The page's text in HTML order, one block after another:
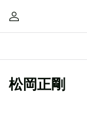
松岡正剛